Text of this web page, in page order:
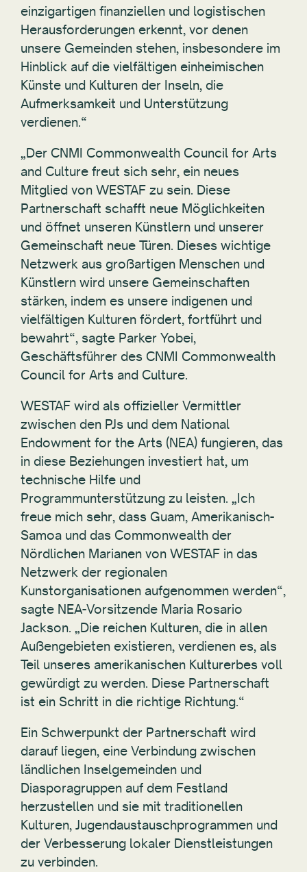
einzigartigen finanziellen und logistischen
Herausforderungen erkennt, vor denen
unsere Gemeinden stehen, insbesondere im
Hinblick auf die vielfältigen einheimischen
Künste und Kulturen der Inseln, die
Aufmerksamkeit und Unterstützung
verdienen.“
„Der CNMI Commonwealth Council for Arts
and Culture freut sich sehr, ein neues
Mitglied von WESTAF zu sein. Diese
Partnerschaft schafft neue Möglichkeiten
und öffnet unseren Künstlern und unserer
Gemeinschaft neue Türen. Dieses wichtige
Netzwerk aus großartigen Menschen und
Künstlern wird unsere Gemeinschaften
stärken, indem es unsere indigenen und
vielfältigen Kulturen fördert, fortführt und
bewahrt“, sagte Parker Yobei,
Geschäftsführer des CNMI Commonwealth
Council for Arts and Culture.
WESTAF wird als offizieller Vermittler
zwischen den PJs und dem National
Endowment for the Arts (NEA) fungieren, das
in diese Beziehungen investiert hat, um
technische Hilfe und
Programmunterstützung zu leisten. „Ich
freue mich sehr, dass Guam, Amerikanisch-
Samoa und das Commonwealth der
Nördlichen Marianen von WESTAF in das
Netzwerk der regionalen
Kunstorganisationen aufgenommen werden“,
sagte NEA-Vorsitzende Maria Rosario
Jackson. „Die reichen Kulturen, die in allen
Außengebieten existieren, verdienen es, als
Teil unseres amerikanischen Kulturerbes voll
gewürdigt zu werden. Diese Partnerschaft
ist ein Schritt in die richtige Richtung.“
Ein Schwerpunkt der Partnerschaft wird
darauf liegen, eine Verbindung zwischen
ländlichen Inselgemeinden und
Diasporagruppen auf dem Festland
herzustellen und sie mit traditionellen
Kulturen, Jugendaustauschprogrammen und
der Verbesserung lokaler Dienstleistungen
zu verbinden.